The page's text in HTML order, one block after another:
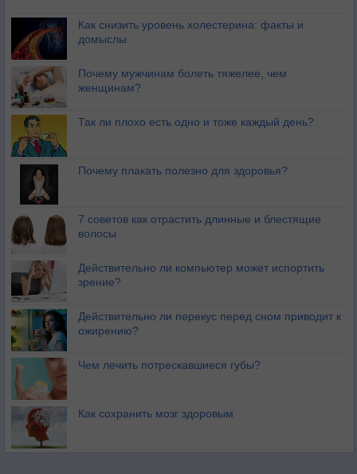
Как снизить уровень холестерина: факты и
домыслы
Почему мужчинам болеть тяжелее, чем
женщинам?
Так ли плохо есть одно и тоже каждый день?
Почему плакать полезно для здоровья?
7 советов как отрастить длинные и блестящие
волосы
Действительно ли компьютер может испортить
зрение?
Действительно ли перекус перед сном приводит к
ожирению?
Чем лечить потрескавшиеся губы?
Как сохранить мозг здоровым